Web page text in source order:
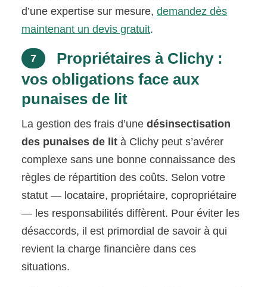
d’une expertise sur mesure,demandez dès
maintenant un devis gratuit.
7
Propriétaires à Clichy :
vos obligations face aux
punaises de lit
La gestion des frais d’unedésinsectisation
des punaises de lit à Clichy peut s’avérer
complexe sans une bonne connaissance des
règles de répartition des coûts. Selon votre
statut — locataire, propriétaire, copropriétaire
— les responsabilités diffèrent. Pour éviter les
désaccords, il est primordial de savoir à qui
revient la charge financière dans ces
situations.